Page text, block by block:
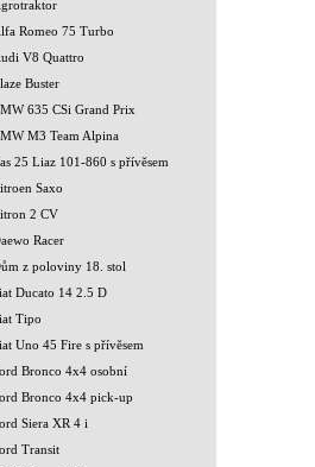
Romeo 75 Turbo
V8 Quattro
Buster
635 CSi Grand Prix
M3 Team Alpina
25 Liaz 101-860 s přívěsem
Saxo
2 CV
Racer
z poloviny 18. stol
Ducato 14 2.5 D
Tipo
Uno 45 Fire s přívěsem
Bronco 4x4 osobní
Bronco 4x4 pick-up
Siera XR 4 i
Transit